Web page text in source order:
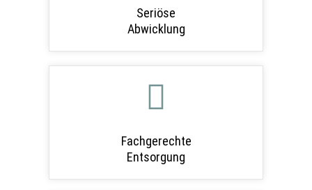
Seriöse
Abwicklung
Fachgerechte
Entsorgung